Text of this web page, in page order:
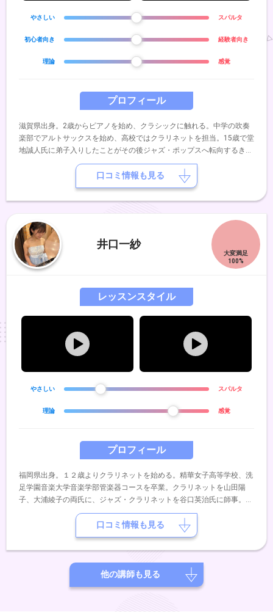
プロフィール
滋賀県出身。2歳からピアノを始め、クラシックに触れる。中学の吹奏
楽部でアルトサックスを始め、高校ではクラリネットを担当。15歳で堂
地誠人氏に弟子入りしたことがその後ジャズ・ポップスへ転向するきっ
かけとなる。高校卒業後本格的に音楽活動を開始し、18歳で音楽TV番
組企画にてBillboard OSAKAに出演。2021年には「WANG GUNG
BAND」に加入し、1st Albumをリリース。様々なメディアに取り上げ
る。その後 拠点を東京に移し、KING GNU、米津玄師、KIRINJI、ヨルシ
カ、松崎しげる、SANTA WORLD VIEW、新しい学校のリーダーズな
ど、数々のアーティストと共演。現在はマルチリードプレイヤーとして
全国各地で様々な演奏活動を行い、精力的に活動中。
やさしい スパルタ
初心者向き 経験者向き
理論 感覚
口コミ情報も見る
井口一紗
プロフィール
福岡県出身。１２歳よりクラリネットを始める。精華女子高等学校、洗
足学園音楽大学音楽学部管楽器コースを卒業。クラリネットを山田陽
子、大浦綾子の両氏に、ジャズ・クラリネットを谷口英治氏に師事。室
内楽を久永重明、佐藤亮一の両氏に師事。大学在学中は「Jazz Brass
Gumbo」に４年間在籍し、クラシックのみに限らずジャズ、ポップス
など幅広いジャンルで精力的に活動を行っている。ラーメンが大好き。
レッスンスタイル
やさしい スパルタ
理論 感覚
口コミ情報も見る
他の講師も見る